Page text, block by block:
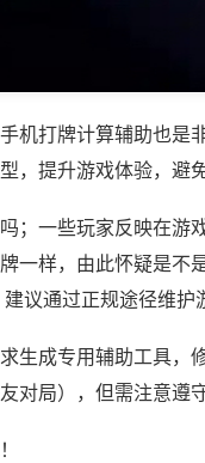
机打牌计算辅助也是
，提升游戏体验，避
；一些玩家反映在游
一样，由此怀疑是不
议通过正规途径维护
生成专用辅助工具，
对局），但需注意遵